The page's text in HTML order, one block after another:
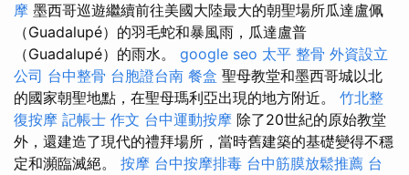
摩 墨西哥巡遊繼續前往美國大陸最大的朝聖場所瓜達盧佩
（Guadalupé）的羽毛蛇和暴風雨，瓜達盧普
（Guadalupé）的雨水。 google seo 太平 整骨 外資設立
公司 台中整骨 台胞證台南 餐盒 聖母教堂和墨西哥城以北
的國家朝聖地點，在聖母瑪利亞出現的地方附近。 竹北整
復按摩 記帳士 作文 台中運動按摩 除了20世紀的原始教堂
外，還建造了現代的禮拜場所，當時舊建築的基礎變得不穩
定和瀕臨滅絕。 按摩 台中按摩排毒 台中筋膜放鬆推薦 台